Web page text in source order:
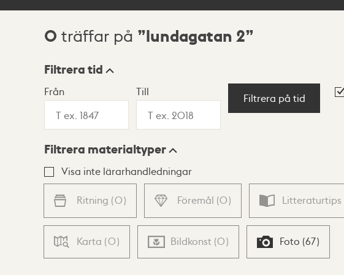
Sökresultat
0 träffar på lundagatan 2
Visningsläge
Lista Karta
Filtrera tid
Från Till
Filtrera på tid
Filtrera materialtyper
Visa inte lärarhandledningar
Ritning (0) Föremål (0) Litteraturtips
Karta (0) Bildkonst (0) Foto (67)